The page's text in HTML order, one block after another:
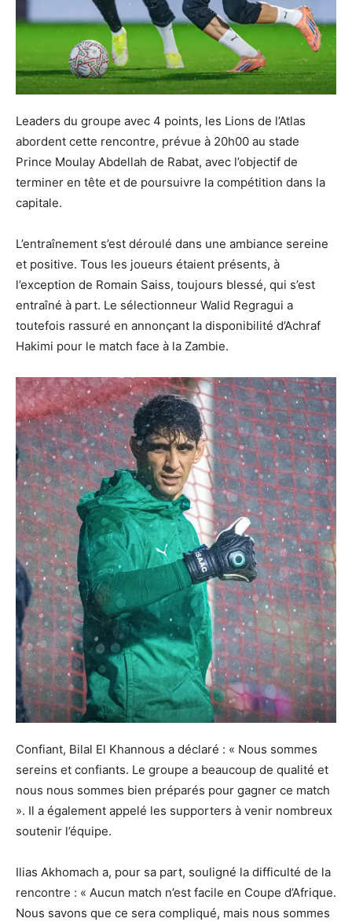
Leaders du groupe avec 4 points, les Lions de l’Atlas
abordent cette rencontre, prévue à 20h00 au stade
Prince Moulay Abdellah de Rabat, avec l’objectif de
terminer en tête et de poursuivre la compétition dans la
capitale.
L’entraînement s’est déroulé dans une ambiance sereine
et positive. Tous les joueurs étaient présents, à
l’exception de Romain Saiss, toujours blessé, qui s’est
entraîné à part. Le sélectionneur Walid Regragui a
toutefois rassuré en annonçant la disponibilité d’Achraf
Hakimi pour le match face à la Zambie.
Confiant, Bilal El Khannous a déclaré : « Nous sommes
sereins et confiants. Le groupe a beaucoup de qualité et
nous nous sommes bien préparés pour gagner ce match
». Il a également appelé les supporters à venir nombreux
soutenir l’équipe.
Ilias Akhomach a, pour sa part, souligné la difficulté de la
rencontre : « Aucun match n’est facile en Coupe d’Afrique.
Nous savons que ce sera compliqué, mais nous sommes